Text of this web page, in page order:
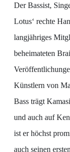
Der Bassist,
Lotus‘ rechte
langjähriges
beheimateten
Künstlern von
Bass trägt
und auch auf
ist er höchst
auch seinen ersten